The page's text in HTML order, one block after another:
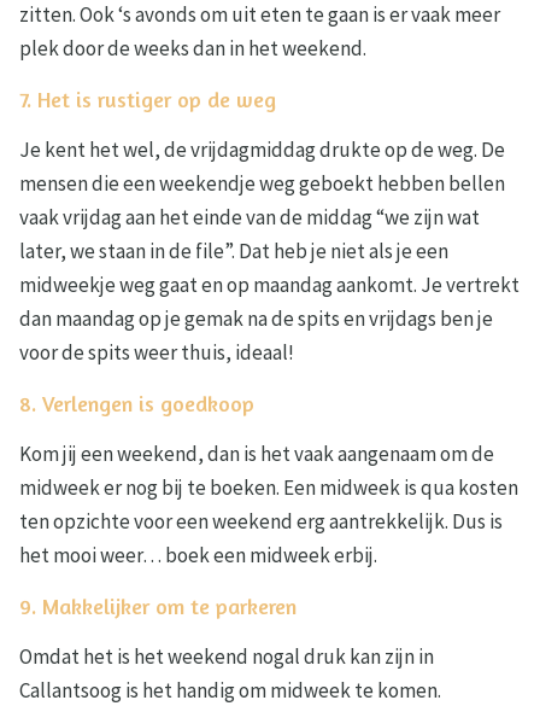
zitten. Ook ‘s avonds om uit eten te gaan is er vaak meer
plek door de weeks dan in het weekend.
7. Het is rustiger op de weg
Je kent het wel, de vrijdagmiddag drukte op de weg. De
mensen die een weekendje weg geboekt hebben bellen
vaak vrijdag aan het einde van de middag “we zijn wat
later, we staan in de file”. Dat heb je niet als je een
midweekje weg gaat en op maandag aankomt. Je vertrekt
dan maandag op je gemak na de spits en vrijdags ben je
voor de spits weer thuis, ideaal!
8. Verlengen is goedkoop
Kom jij een weekend, dan is het vaak aangenaam om de
midweek er nog bij te boeken. Een midweek is qua kosten
ten opzichte voor een weekend erg aantrekkelijk. Dus is
het mooi weer… boek een midweek erbij.
9. Makkelijker om te parkeren
Omdat het is het weekend nogal druk kan zijn in
Callantsoog is het handig om midweek te komen.